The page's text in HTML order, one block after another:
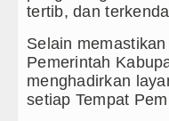
tertib, dan
Selain
Pemerintah
menghadirkan
setiap Tempat